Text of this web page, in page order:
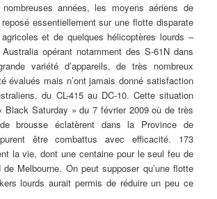
années, les moyens aériens de
essentiellement sur une flotte disparate
et de quelques hélicoptères lourds –
opérant notamment des S-61N dans
variété d’appareils, de très nombreux
évalués mais n’ont jamais donné satisfaction
du CL-415 au DC-10. Cette situation
Black Saturday » du 7 février 2009 où de très
brousse éclatèrent dans la Province de
être combattus avec efficacité. 173
la vie, dont une centaine pour le seul feu de
Melbourne. On peut supposer qu’une flotte
lourds aurait permis de réduire un peu ce